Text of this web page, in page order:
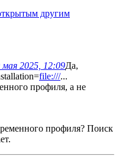
другим
2025, 12:09Да,
file:///...
профиля, а не
профиля? Поиск